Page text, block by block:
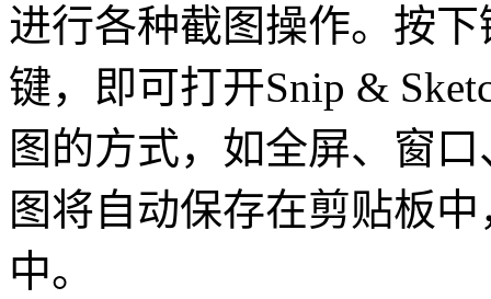
进行各种截图操作。按下
键，即可打开Snip &
图的方式，如全屏、窗
图将自动保存在剪贴板
中。